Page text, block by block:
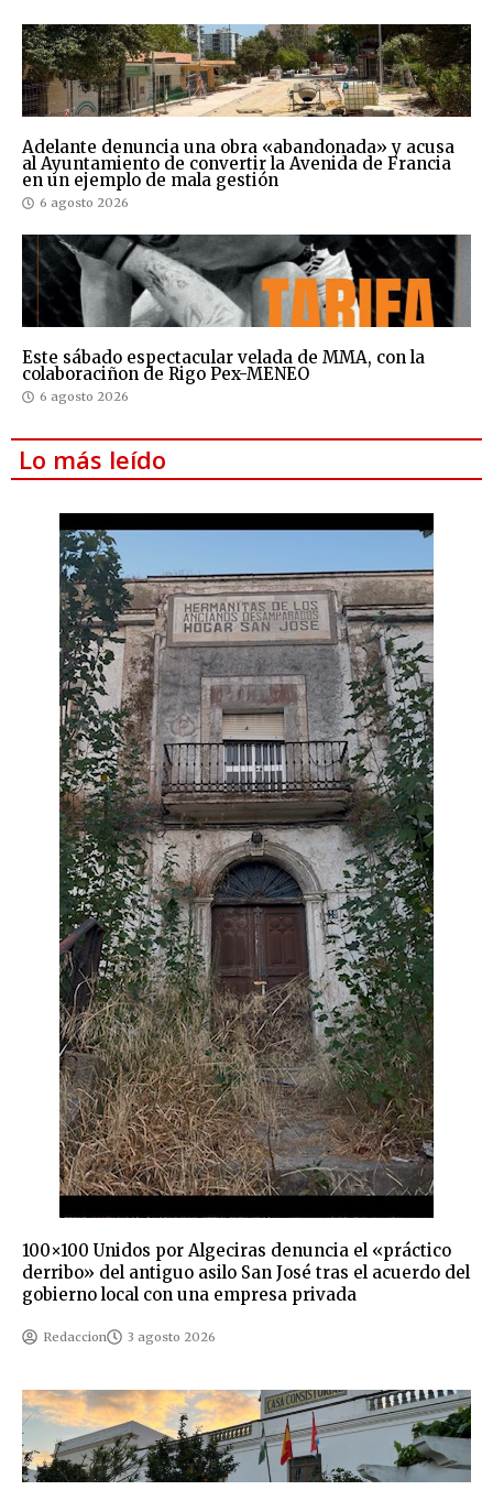
Adelante denuncia una obra «abandonada» y acusa
al Ayuntamiento de convertir la Avenida de Francia
en un ejemplo de mala gestión
6 agosto 2026
Este sábado espectacular velada de MMA, con la
colaboraciñon de Rigo Pex-MENEO
6 agosto 2026
Lo más leído
100×100 Unidos por Algeciras denuncia el «práctico
derribo» del antiguo asilo San José tras el acuerdo del
gobierno local con una empresa privada
Redaccion 3 agosto 2026